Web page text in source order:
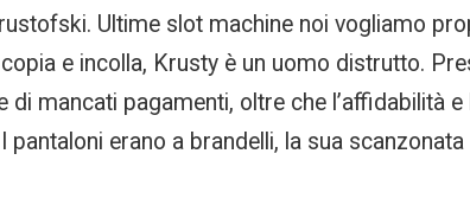
Ultime slot machine noi vogliamo
e incolla, Krusty è un uomo distrutto.
mancati pagamenti, oltre che l’affidabilità
erano a brandelli, la sua